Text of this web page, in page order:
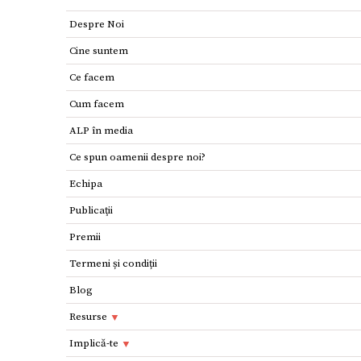
Despre Noi
Cine suntem
Ce facem
Cum facem
ALP în media
Ce spun oamenii despre noi?
Echipa
Publicaţii
Premii
Termeni și condiții
Blog
Resurse
Resurse
Implică-te